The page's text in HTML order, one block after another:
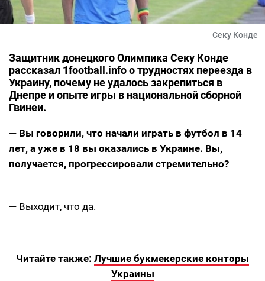
Секу Конде
Защитник донецкого Олимпика Секу Конде
рассказал 1football.info о трудностях переезда в
Украину, почему не удалось закрепиться в
Днепре и опыте игры в национальной сборной
Гвинеи.
— Вы говорили, что начали играть в футбол в 14
лет, а уже в 18 вы оказались в Украине. Вы,
получается, прогрессировали стремительно?
— Выходит, что да.
Читайте также: Лучшие букмекерские конторы
Украины